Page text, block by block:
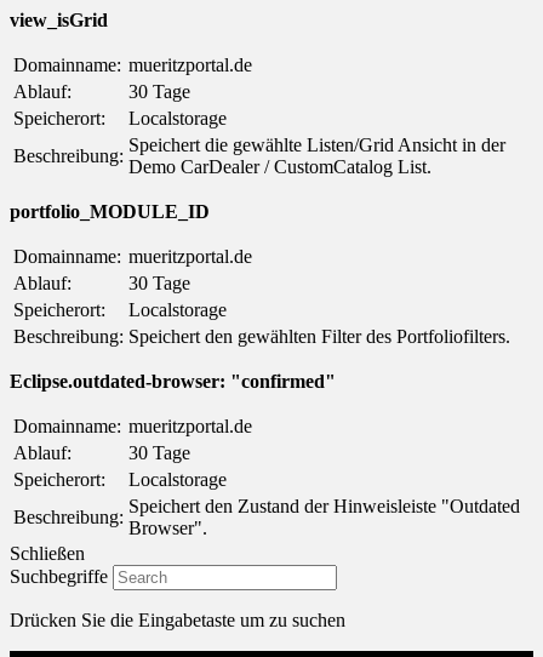
view_isGrid
Domainname: mueritzportal.de
Ablauf:
30 Tage
Speicherort:
Localstorage
Beschreibung:
Speichert die gewählte Listen/Grid Ansicht in der
Demo CarDealer / CustomCatalog List.
portfolio_MODULE_ID
Domainname: mueritzportal.de
Ablauf:
30 Tage
Speicherort:
Localstorage
Beschreibung: Speichert den gewählten Filter des Portfoliofilters.
Eclipse.outdated-browser: "confirmed"
Domainname: mueritzportal.de
Ablauf:
30 Tage
Speicherort:
Localstorage
Beschreibung:
Speichert den Zustand der Hinweisleiste "Outdated
Browser".
Schließen
Suchbegriffe
Drücken Sie die Eingabetaste um zu suchen